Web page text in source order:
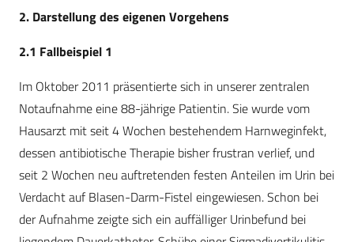
2. Darstellung des eigenen Vorgehens
2.1 Fallbeispiel 1
Im Oktober 2011 präsentierte sich in unserer zentralen
Notaufnahme eine 88-jährige Patientin. Sie wurde vom
Hausarzt mit seit 4 Wochen bestehendem Harnweginfekt,
dessen antibiotische Therapie bisher frustran verlief, und
seit 2 Wochen neu auftretenden festen Anteilen im Urin bei
Verdacht auf Blasen-Darm-Fistel eingewiesen. Schon bei
der Aufnahme zeigte sich ein auffälliger Urinbefund bei